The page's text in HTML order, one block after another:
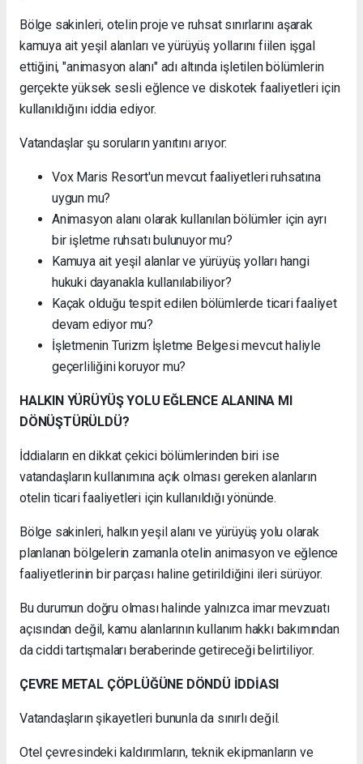
Bölge sakinleri, otelin proje ve ruhsat sınırlarını aşarak
kamuya ait yeşil alanları ve yürüyüş yollarını fiilen işgal
ettiğini, "animasyon alanı" adı altında işletilen bölümlerin
gerçekte yüksek sesli eğlence ve diskotek faaliyetleri için
kullanıldığını iddia ediyor.
Vatandaşlar şu soruların yanıtını arıyor:
Vox Maris Resort'un mevcut faaliyetleri ruhsatına
uygun mu?
Animasyon alanı olarak kullanılan bölümler için ayrı
bir işletme ruhsatı bulunuyor mu?
Kamuya ait yeşil alanlar ve yürüyüş yolları hangi
hukuki dayanakla kullanılabiliyor?
Kaçak olduğu tespit edilen bölümlerde ticari faaliyet
devam ediyor mu?
İşletmenin Turizm İşletme Belgesi mevcut haliyle
geçerliliğini koruyor mu?
HALKIN YÜRÜYÜŞ YOLU EĞLENCE ALANINA MI
DÖNÜŞTÜRÜLDÜ?
İddiaların en dikkat çekici bölümlerinden biri ise
vatandaşların kullanımına açık olması gereken alanların
otelin ticari faaliyetleri için kullanıldığı yönünde.
Bölge sakinleri, halkın yeşil alanı ve yürüyüş yolu olarak
planlanan bölgelerin zamanla otelin animasyon ve eğlence
faaliyetlerinin bir parçası haline getirildiğini ileri sürüyor.
Bu durumun doğru olması halinde yalnızca imar mevzuatı
açısından değil, kamu alanlarının kullanım hakkı bakımından
da ciddi tartışmaları beraberinde getireceği belirtiliyor.
ÇEVRE METAL ÇÖPLÜĞÜNE DÖNDÜ İDDİASI
Vatandaşların şikayetleri bununla da sınırlı değil.
Otel çevresindeki kaldırımların, teknik ekipmanların ve